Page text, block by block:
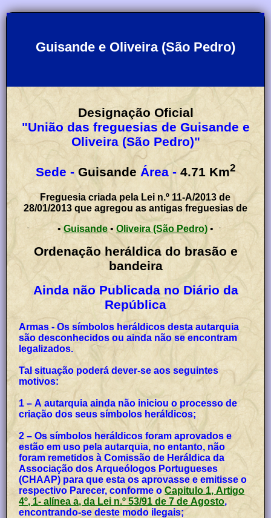
Guisande e Oliveira (São Pedro)
Designação Oficial
"União das freguesias de Guisande e
Oliveira (São Pedro)"
Sede - Guisande Área - 4.71 Km2
Freguesia criada pela Lei n.º 11-A/2013 de
28/01/2013 que agregou as antigas freguesias de
• Guisande• Oliveira (São Pedro) •
Ordenação heráldica do brasão e
bandeira
Ainda não Publicada no Diário da
República
Armas - Os símbolos heráldicos desta autarquia
são desconhecidos ou ainda não se encontram
legalizados.
Tal situação poderá dever-se aos seguintes
motivos:
1 – A autarquia ainda não iniciou o processo de
criação dos seus símbolos heráldicos;
2 – Os símbolos heráldicos foram aprovados e
estão em uso pela autarquia, no entanto, não
foram remetidos à Comissão de Heráldica da
Associação dos Arqueólogos Portugueses
(CHAAP) para que esta os aprovasse e emitisse o
respectivo Parecer, conforme oCapitulo 1, Artigo
4º, 1- alínea a, da Lei n.º 53/91 de 7 de Agosto,
encontrando-se deste modo ilegais;